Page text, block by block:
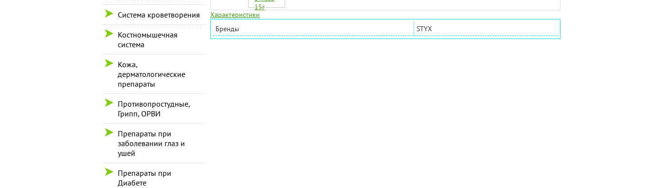
Система кроветворения
Костномышечная
система
Кожа,
дерматологические
препараты
Противопростудные,
Грипп, ОРВИ
Препараты при
заболевании глаз и
ушей
Препараты при
Диабете
Характеристики
Бренды
STYX